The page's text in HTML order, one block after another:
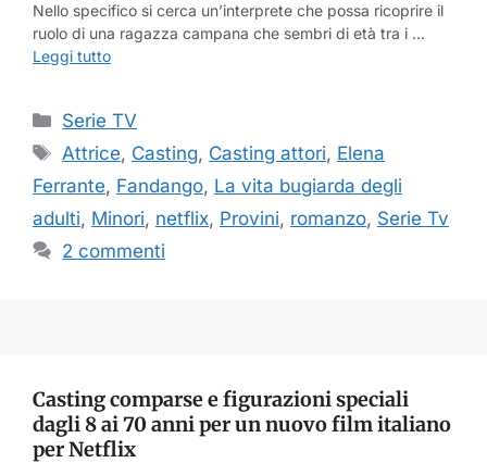
Nello specifico si cerca un’interprete che possa ricoprire il
ruolo di una ragazza campana che sembri di età tra i …
Leggi tutto
Categorie
Serie TV
Tag
Attrice, Casting, Casting attori, Elena
Ferrante, Fandango, La vita bugiarda degli
adulti, Minori, netflix, Provini, romanzo, Serie Tv
2 commenti
Casting comparse e figurazioni speciali
dagli 8 ai 70 anni per un nuovo film italiano
per Netflix